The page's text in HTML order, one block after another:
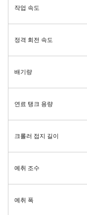
작업 속도
정격 회전 속도
배기량
연료 탱크 용량
크롤러 접지 길이
예취 조수
예취 폭